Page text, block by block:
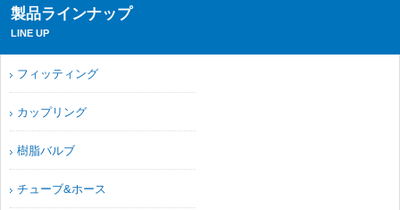
製品ラインナップ
LINE UP
フィッティング
カップリング
樹脂バルブ
チューブ&ホース